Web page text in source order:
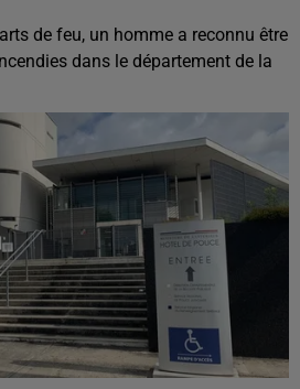
de feu, un homme a reconnu être
dans le département de la